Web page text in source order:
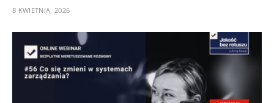
8 KWIETNIA, 2026